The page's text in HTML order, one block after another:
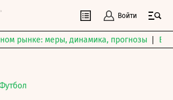
Войти
рынке: меры, динамика, прогнозы